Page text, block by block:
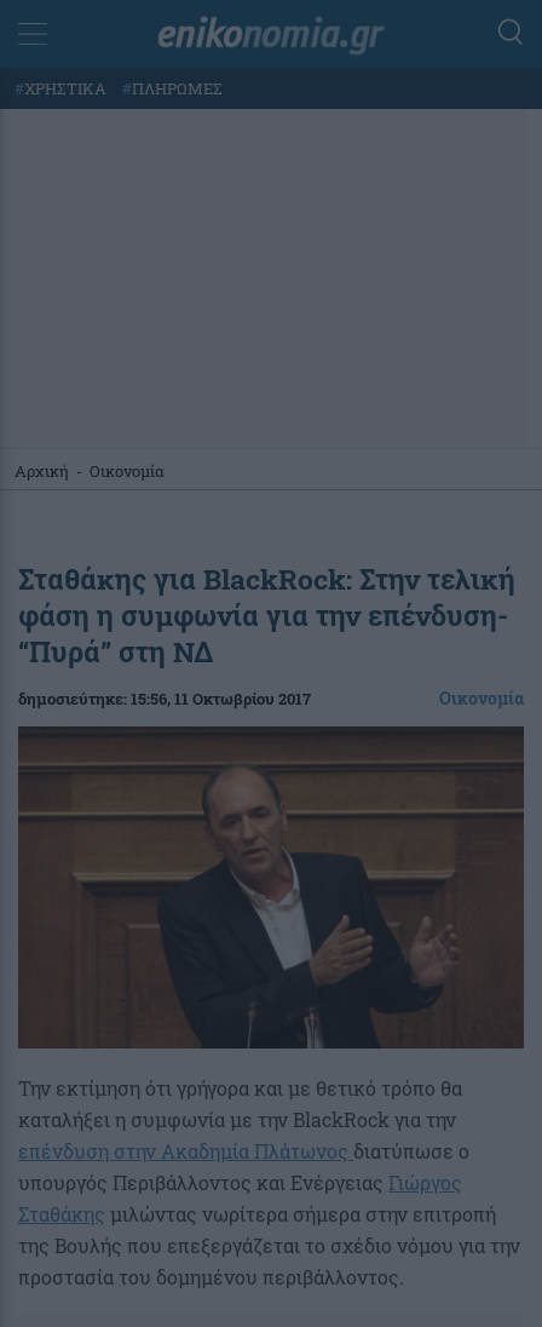
#ΧΡΗΣΤΙΚΑ #ΠΛΗΡΩΜΕΣ
Αρχική - Οικονομία
Σταθάκης για BlackRock: Στην τελική
φάση η συμφωνία για την επένδυση-
“Πυρά” στη ΝΔ
δημοσιεύτηκε:15:56, 11 Οκτωβρίου 2017 Οικονομία
Την εκτίμηση ότι γρήγορα και με θετικό τρόπο θα
καταλήξει η συμφωνία με την BlackRock για την
επένδυση στην Ακαδημία Πλάτωνος διατύπωσε ο
υπουργός Περιβάλλοντος και Ενέργειας Γιώργος
Σταθάκης μιλώντας νωρίτερα σήμερα στην επιτροπή
της Βουλής που επεξεργάζεται το σχέδιο νόμου για την
προστασία του δομημένου περιβάλλοντος.